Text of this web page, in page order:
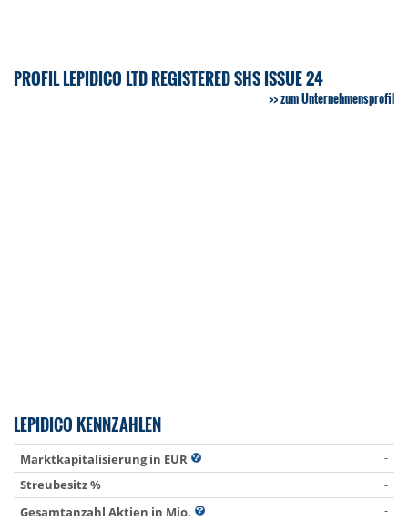
PROFIL LEPIDICO LTD REGISTERED SHS ISSUE 24
zum Unternehmensprofil
LEPIDICO KENNZAHLEN
Marktkapitalisierung in EUR
-
Streubesitz %
-
Gesamtanzahl Aktien in Mio.
-